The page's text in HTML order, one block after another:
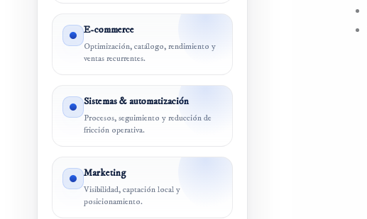
E-commerce
Optimización, catálogo, rendimiento y
ventas recurrentes.
Sistemas & automatización
Procesos, seguimiento y reducción de
fricción operativa.
Marketing
Visibilidad, captación local y
posicionamiento.